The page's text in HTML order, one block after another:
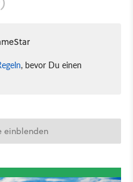
, bevor Du einen
einblenden